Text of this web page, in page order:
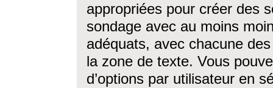
appropriées pour créer des
sondage avec au moins
adéquats, avec chacune
la zone de texte. Vous
d’options par utilisateur en